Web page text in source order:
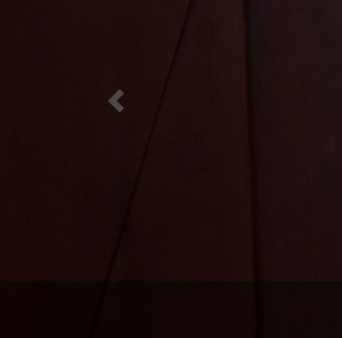
Previous